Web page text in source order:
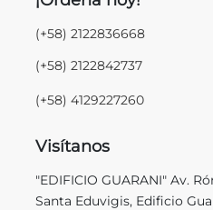
(+58) 2122836668
(+58) 2122842737
(+58) 4129227260
Visítanos
"EDIFICIO GUARANI" Av.
Santa Eduvigis, Edificio